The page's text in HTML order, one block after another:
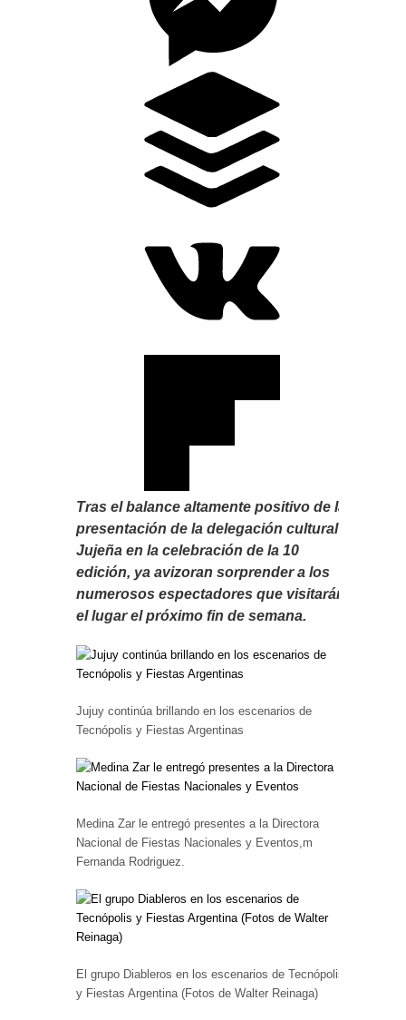
Tras el balance altamente positivo de la
presentación de la delegación cultural
Jujeña en la celebración de la 10
edición, ya avizoran sorprender a los
numerosos espectadores que visitarán
el lugar el próximo fin de semana.
Jujuy continúa brillando en los escenarios de
Tecnópolis y Fiestas Argentinas
Medina Zar le entregó presentes a la Directora
Nacional de Fiestas Nacionales y Eventos,m
Fernanda Rodriguez.
El grupo Diableros en los escenarios de Tecnópolis
y Fiestas Argentina (Fotos de Walter Reinaga)